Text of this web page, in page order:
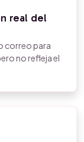
real del
correo para
no refleja el